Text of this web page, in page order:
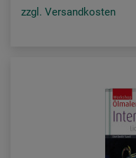
zzgl. Versandkosten